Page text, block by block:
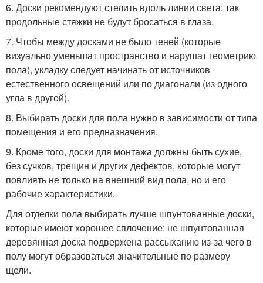
6. Доски рекомендуют стелить вдоль линии света: так
продольные стяжки не будут бросаться в глаза.
7. Чтобы между досками не было теней (которые
визуально уменьшат пространство и нарушат геометрию
пола), укладку следует начинать от источников
естественного освещений или по диагонали (из одного
угла в другой).
8. Выбирать доски для пола нужно в зависимости от типа
помещения и его предназначения.
9. Кроме того, доски для монтажа должны быть сухие,
без сучков, трещин и других дефектов, которые могут
повлиять не только на внешний вид пола, но и его
рабочие характеристики.
Для отделки пола выбирать лучше шпунтованные доски,
которые имеют хорошее сплочение: не шпунтованная
деревянная доска подвержена рассыханию из-за чего в
полу могут образоваться значительные по размеру
щели.